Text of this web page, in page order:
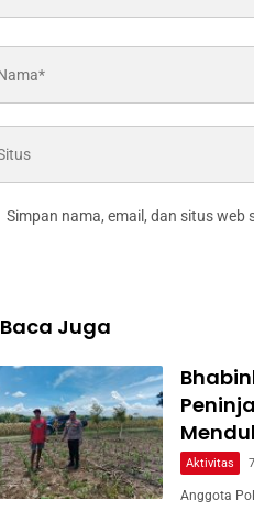
Simpan nama, email, dan situs
Baca Juga
Aktivitas
Anggota